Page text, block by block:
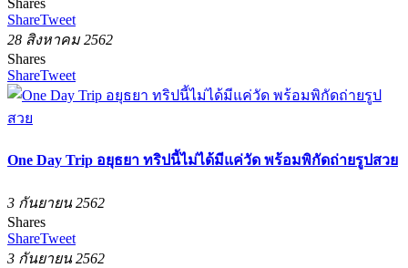
Shares
ShareTweet
28 สิงหาคม 2562
Shares
ShareTweet
One Day Trip อยุธยา ทริปนี้ไม่ได้มีแค่วัด พร้อมพิกัดถ่ายรูปสวย
3 กันยายน 2562
Shares
ShareTweet
3 กันยายน 2562